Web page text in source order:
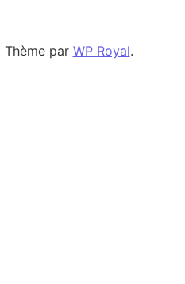
Thème par WP Royal.